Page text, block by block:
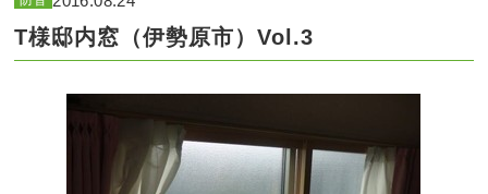
T様邸内窓（伊勢原市）Vol.3